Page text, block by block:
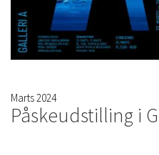
Marts 2024
Påskeudstilling i